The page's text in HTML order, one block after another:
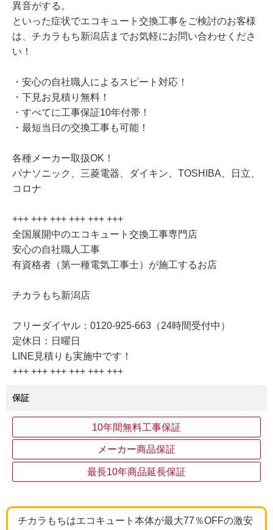
異音がする。
といった症状でエコキュート交換工事をご検討のお客様
は、チカラもち新潟店までお気軽にお問い合わせくださ
い！
・安心の自社職人によるスピート対応！
・下見お見積り無料！
・すべてに工事保証10年付帯！
・最短当日の交換工事も可能！
各種メーカー取扱OK！
パナソニック、三菱電器、ダイキン、TOSHIBA、日立、
コロナ
+++ +++ +++ +++ +++ +++
全国展開中のエコキュート交換工事専門店
安心の自社職人工事
有資格者（第一種電気工事士）が施工するお店
チカラもち新潟店
フリーダイヤル：0120-925-663（24時間受付中）
定休日：日曜日
LINE見積りも実施中です！
+++ +++ +++ +++ +++ +++
保証
10年間無料工事保証
メーカー商品保証
最長10年商品延長保証
チカラもちはエコキュート本体が最大77％OFFの激安